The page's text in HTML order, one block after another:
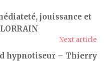
jouissance et
Next article
hypnotiseur – Thierry